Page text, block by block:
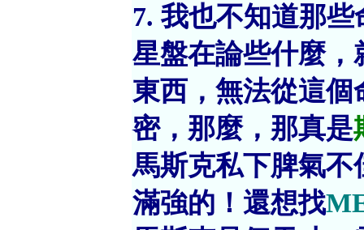
7. 我也不知道那
星盤在論些什麼
東西，無法從這
密，那麼，那真是
馬斯克私下脾氣不
滿強的！還想找